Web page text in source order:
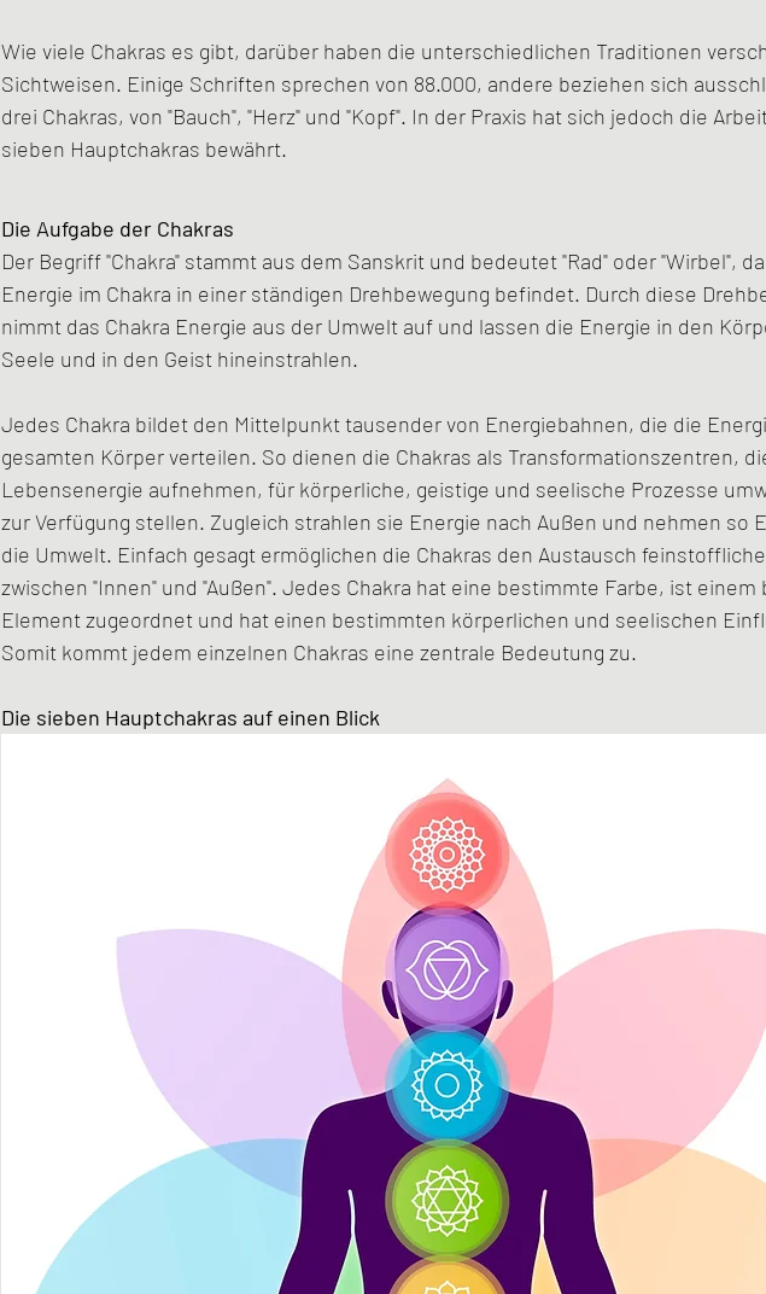
Wie viele Chakras es gibt, darüber haben die unterschiedlichen Traditionen
Sichtweisen. Einige Schriften sprechen von 88.000, andere beziehen sich
drei Chakras, von "Bauch", "Herz" und "Kopf". In der Praxis hat sich jedoch die
sieben Hauptchakras bewährt.
Die Aufgabe der Chakras
Der Begriff "Chakra" stammt aus dem Sanskrit und bedeutet "Rad" oder "Wirbel",
Energie im Chakra in einer ständigen Drehbewegung befindet. Durch diese
nimmt das Chakra Energie aus der Umwelt auf und lassen die Energie in den
Seele und in den Geist hineinstrahlen.
Jedes Chakra bildet den Mittelpunkt tausender von Energiebahnen, die die
gesamten Körper verteilen. So dienen die Chakras als Transformationszentren,
Lebensenergie aufnehmen, für körperliche, geistige und seelische Prozesse
zur Verfügung stellen. Zugleich strahlen sie Energie nach Außen und nehmen so
die Umwelt. Einfach gesagt ermöglichen die Chakras den Austausch
zwischen "Innen" und "Außen". Jedes Chakra hat eine bestimmte Farbe, ist
Element zugeordnet und hat einen bestimmten körperlichen und seelischen
Somit kommt jedem einzelnen Chakras eine zentrale Bedeutung zu.
Die sieben Hauptchakras auf einen Blick